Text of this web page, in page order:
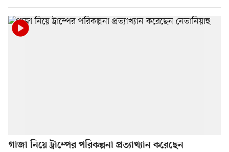
গাজা নিয়ে ট্রাম্পের পরিকল্পনা প্রত্যাখ্যান করেছেন